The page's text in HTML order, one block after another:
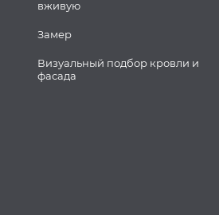
вживую
Замер
Визуальный подбор кровли и
фасада